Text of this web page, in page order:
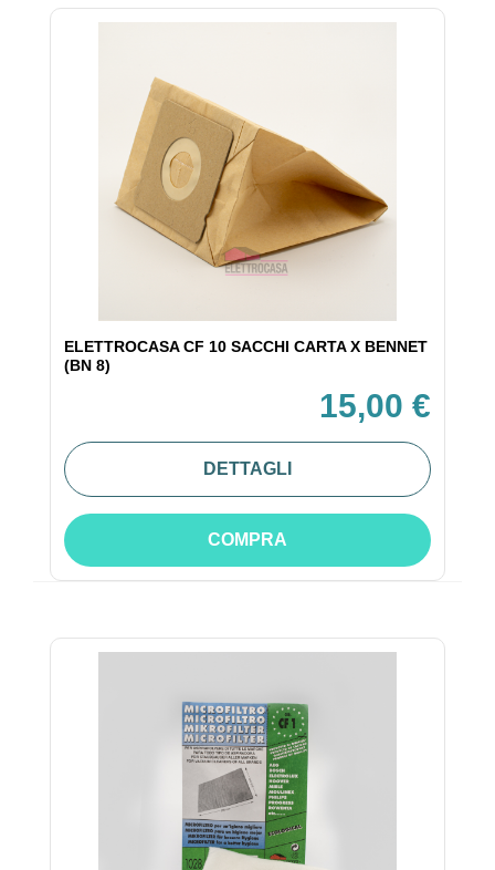
ELETTROCASA CF 10 SACCHI CARTA X BENNET
(BN 8)
15,00 €
DETTAGLI
COMPRA